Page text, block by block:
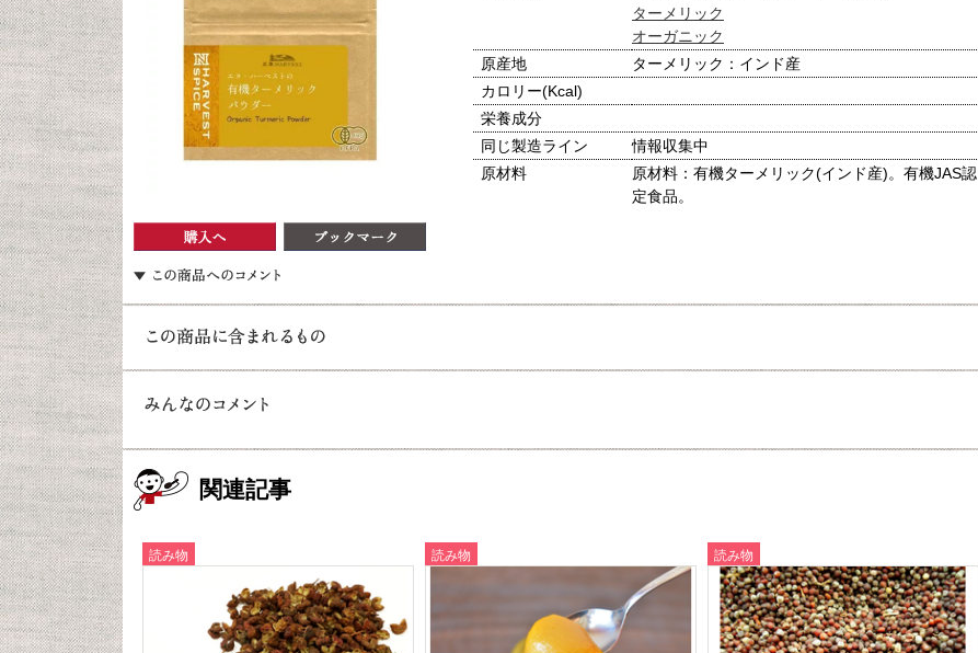
ターメリック
オーガニック
原産地
ターメリック：インド産
カロリー(Kcal)
栄養成分
同じ製造ライン
情報収集中
原材料
原材料：有機ターメリック(インド産)。有機JAS認
定食品。
関連記事
読み物 読み物 読み物